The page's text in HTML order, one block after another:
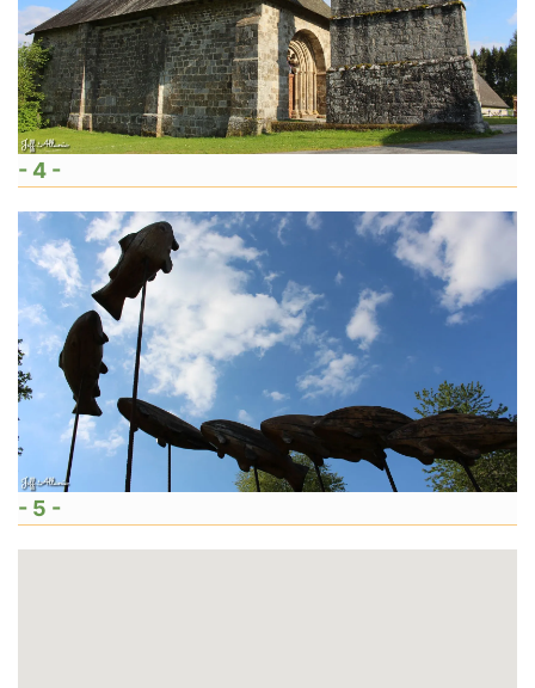
- 4 -
- 5 -